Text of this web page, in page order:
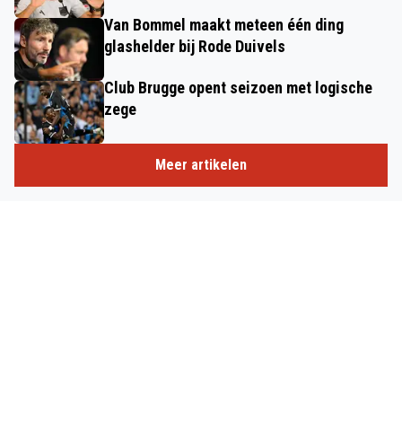
Van Bommel maakt meteen één ding
glashelder bij Rode Duivels
Club Brugge opent seizoen met logische
zege
Meer artikelen